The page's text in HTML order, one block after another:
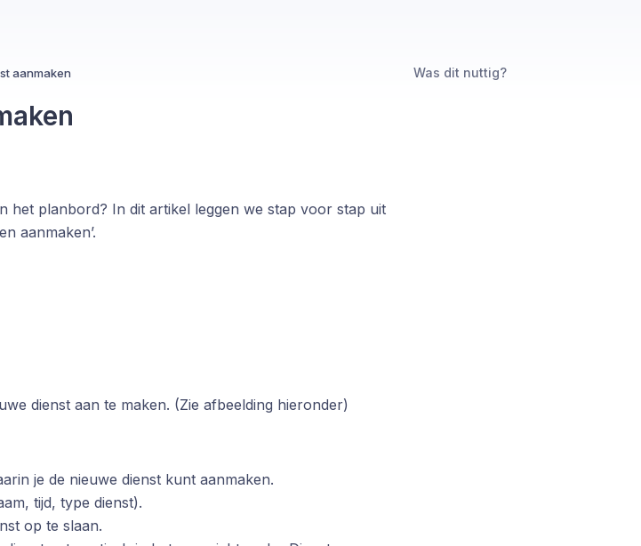
aanmaken
het planbord? In dit artikel leggen we stap voor stap uit
aanmaken’.
dienst aan te maken. (Zie afbeelding hieronder)
je de nieuwe dienst kunt aanmaken.
tijd, type dienst).
op te slaan.
Was dit nuttig?